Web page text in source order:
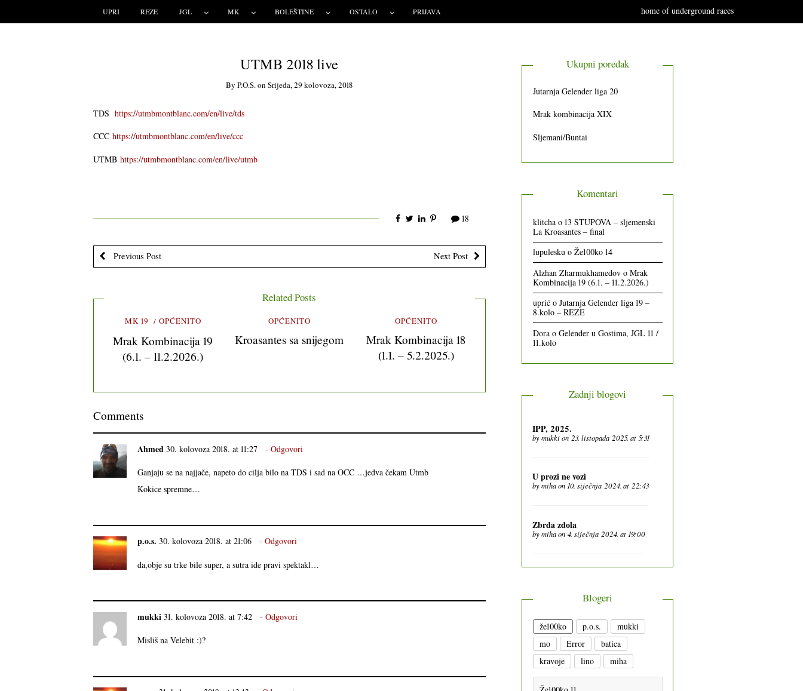
UPRI REZE JGL MK BOLEŠTINE OSTALO PRIJAVA home of underground races
UTMB 2018 live
ByP.o.s.onSrijeda, 29 kolovoza, 2018
TDS https://utmbmontblanc.com/en/live/tds
CCC https://utmbmontblanc.com/en/live/ccc
UTMB https://utmbmontblanc.com/en/live/utmb
18
Previous Post Next Post
Related Posts
MK 19 OPĆENITO
Mrak Kombinacija 19
(6.1. – 11.2.2026.)
OPĆENITO
Kroasantes sa snijegom
OPĆENITO
Mrak Kombinacija 18
(1.1. – 5.2.2025.)
Comments
Ahmed 30. kolovoza 2018. at 11:27 Odgovori
Ganjaju se na najjače, napeto do cilja bilo na TDS i sad na OCC …jedva čekam Utmb
Kokice spremne…
p.o.s. 30. kolovoza 2018. at 21:06 Odgovori
da,obje su trke bile super, a sutra ide pravi spektakl…
mukki 31. kolovoza 2018. at 7:42 Odgovori
Misliš na Velebit :)?
Ukupni poredak
Jutarnja Gelender liga 20
Mrak kombinacija XIX
Sljemani/Buntai
Komentari
klitchao 13 STUPOVA – sljemenski
La Kroasantes – final
lupuleskuo Že100ko 14
Alzhan Zharmukhamedovo Mrak
Kombinacija 19 (6.1. – 11.2.2026.)
uprićo Jutarnja Gelender liga 19 –
8.kolo – REZE
Dorao Gelender u Gostima, JGL 11 /
11.kolo
Zadnji blogovi
IPP, 2025.
bymukkion 23. listopada 2025. at 5:31
U prozi ne vozi
bymihaon 10. siječnja 2024. at 22:43
Zbrda zdola
bymihaon 4. siječnja 2024. at 19:00
Blogeri
že100ko p.o.s.
mukki
mo
Error
batica
kravoje
lino miha